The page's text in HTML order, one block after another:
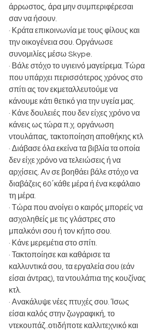
άρρωστος, άρα μην συμπεριφέρεσαι
σαν να ήσουν.
· Κράτα επικοινωνία με τους φίλους και
την οικογένεια σου. Οργάνωσε
συνομιλίες μέσω Skype.
· Βάλε στόχο το υγιεινό μαγείρεμα. Τώρα
που υπάρχει περισσότερος χρόνος στο
σπίτι ας τον εκμεταλλευτούμε να
κάνουμε κάτι θετικό για την υγεία μας.
· Κάνε δουλειές που δεν είχες χρόνο να
κάνεις ως τώρα π.χ. οργάνωση
ντουλάπας, τακτοποίηση αποθήκης κτλ
· Διάβασε όλα εκείνα τα βιβλία τα οποία
δεν είχε χρόνο να τελειώσεις ή να
αρχίσεις. Αν σε βοηθάει βάλε στόχο να
διαβάζεις 60΄κάθε μέρα ή ένα κεφάλαιο
τη μέρα.
· Τώρα που ανοίγει ο καιρός μπορείς να
ασχοληθείς με τις γλάστρες στο
μπαλκόνι σου ή τον κήπο σου.
· Κάνε μερεμέτια στο σπίτι.
· Τακτοποίησε και καθάρισε τα
καλλυντικά σου, τα εργαλεία σου (εάν
είσαι άντρας), τα ντουλάπια της κουζίνας
κτλ.
· Ανακάλυψε νέες πτυχές σου. Ίσως
είσαι καλός στην ζωγραφική, το
ντεκουπάζ..οτιδήποτε καλλιτεχνικό και